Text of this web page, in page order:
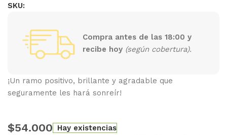
SKU:
Compra antes de las 18:00 y
recibe hoy (según cobertura).
¡Un ramo positivo, brillante y agradable que
seguramente les hará sonreír!
$54.000
Hay existencias